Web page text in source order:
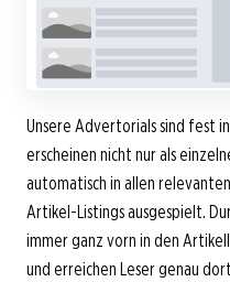
Unsere Advertorials sind fest
erscheinen nicht nur als
automatisch in allen
Artikel-Listings ausgespielt.
immer ganz vorn in den
und erreichen Leser genau